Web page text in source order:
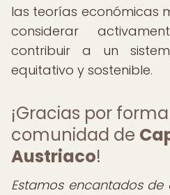
las teorías económicas
considerar
contribuir a un
equitativo y sostenible.
¡Gracias por
comunidad de
Austriaco!
Estamos encantados